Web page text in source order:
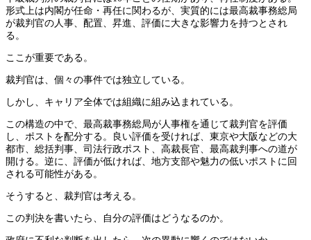
形式上は内閣が任命・再任に関わるが、実質的には最高裁事務総局
が裁判官の人事、配置、昇進、評価に大きな影響力を持つとされ
る。
ここが重要である。
裁判官は、個々の事件では独立している。
しかし、キャリア全体では組織に組み込まれている。
この構造の中で、最高裁事務総局が人事権を通じて裁判官を評価
し、ポストを配分する。良い評価を受ければ、東京や大阪などの大
都市、総括判事、司法行政ポスト、高裁長官、最高裁判事への道が
開ける。逆に、評価が低ければ、地方支部や魅力の低いポストに回
される可能性がある。
そうすると、裁判官は考える。
この判決を書いたら、自分の評価はどうなるのか。